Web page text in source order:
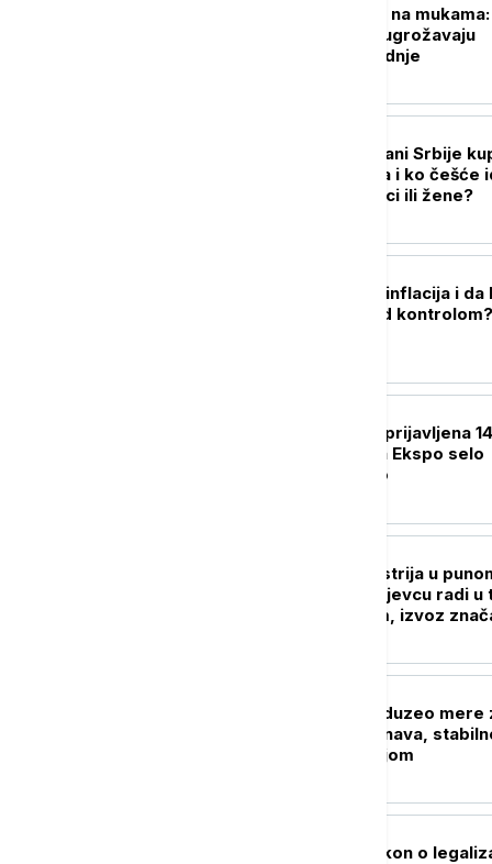
Merošinski voćari na mukama:
Niske cene šljive ugrožavaju
opstanak proizvodnje
Koliko često građani Srbije
u supermarketima i ko češće
nabavku - muškarci ili žene?
Koliko je usporila inflacija i da
cene konačno pod kontrolom?
Jerinić: Za Ekspo prijavljena
zemlja, stanovi za Ekspo selo
završeni 95 odsto
Srpska auto-industrija u
gasu: Fiat u Kragujevcu radi u
smene i vikendom, izvoz
Živković: EPS preduzeo mere
niskog dotoka Dunava,
snabdevanje strujom
Putin potpisao zakon o